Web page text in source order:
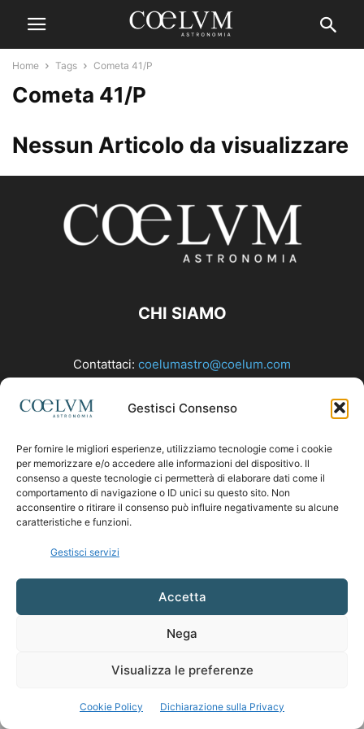
Gestisci Consenso
Per fornire le migliori esperienze, utilizziamo tecnologie come i cookie
per memorizzare e/o accedere alle informazioni del dispositivo. Il
consenso a queste tecnologie ci permetterà di elaborare dati come il
comportamento di navigazione o ID unici su questo sito. Non
acconsentire o ritirare il consenso può influire negativamente su alcune
caratteristiche e funzioni.
Gestisci servizi
Accetta
Nega
Visualizza le preferenze
Cookie Policy Dichiarazione sulla Privacy
Home Tags Cometa 41/P
Cometa 41/P
Nessun Articolo da visualizzare
CHI SIAMO
Contattaci: coelumastro@coelum.com
SEGUICI